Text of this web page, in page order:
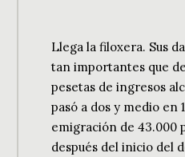
Llega la filoxera. Sus
tan importantes que
pesetas de ingresos
pasó a dos y medio en
emigración de 43.000
después del inicio del